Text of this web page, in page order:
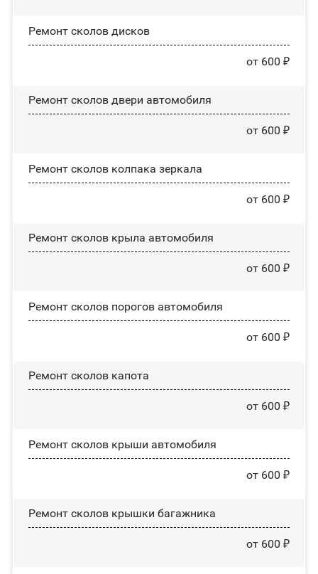
Ремонт сколов дисков
от 600 ₽
Ремонт сколов двери автомобиля
от 600 ₽
Ремонт сколов колпака зеркала
от 600 ₽
Ремонт сколов крыла автомобиля
от 600 ₽
Ремонт сколов порогов автомобиля
от 600 ₽
Ремонт сколов капота
от 600 ₽
Ремонт сколов крыши автомобиля
от 600 ₽
Ремонт сколов крышки багажника
от 600 ₽